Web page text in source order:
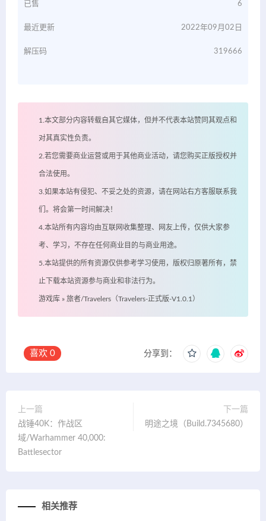
已售 6
最近更新 2022年09月02日
解压码 319666
1.本文部分内容转载自其它媒体，但并不代表本站赞同其观点和
对其真实性负责。
2.若您需要商业运营或用于其他商业活动，请您购买正版授权并
合法使用。
3.如果本站有侵犯、不妥之处的资源，请在网站右方客服联系我
们。将会第一时间解决！
4.本站所有内容均由互联网收集整理、网友上传，仅供大家参
考、学习，不存在任何商业目的与商业用途。
5.本站提供的所有资源仅供参考学习使用，版权归原著所有，禁
止下载本站资源参与商业和非法行为。
游戏库 » 旅者/Travelers（Travelers-正式版-V1.0.1）
喜欢 0 分享到：
上一篇
战锤40K：作战区
域/Warhammer 40,000:
Battlesector
下一篇
明途之境（Build.7345680）
相关推荐